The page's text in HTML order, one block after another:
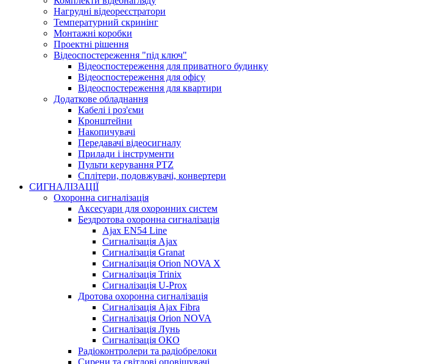
Нагрудні відеореєстратори
Температурний скринінг
Монтажні коробки
Проектні рішення
Відеоспостереження "під ключ"
Відеоспостереження для приватного будинку
Відеоспостереження для офісу
Відеоспостереження для квартири
Додаткове обладнання
Кабелі і роз'єми
Кронштейни
Накопичувачі
Передавачі відеосигналу
Прилади і інструменти
Пульти керування PTZ
Сплітери, подовжувачі, конвертери
СИГНАЛІЗАЦІЇ
Охоронна сигналізація
Аксесуари для охоронних систем
Бездротова охоронна сигналізація
Ajax EN54 Line
Сигналізація Ajax
Сигналізація Granat
Сигналізація Orion NOVA X
Сигналізація Trinix
Сигналізація U-Prox
Дротова охоронна сигналізація
Сигналізація Ajax Fibra
Сигналізація Orion NOVA
Сигналізація Лунь
Сигналізація ОКО
Радіоконтролери та радіобрелоки
Сирени та світлові оповіщувачі